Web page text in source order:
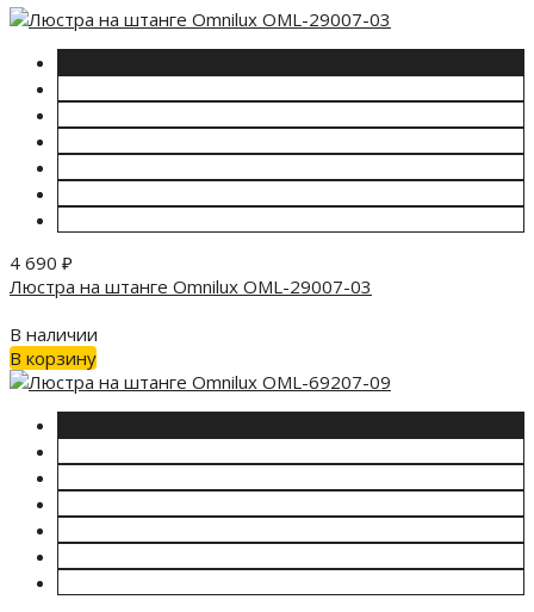
4 690 ₽
Люстра на штанге Omnilux OML-29007-03
В наличии
В корзину